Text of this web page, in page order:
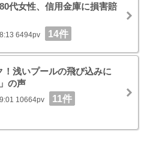
代女性、信用金庫に損害賠
6494pv 14件
！浅いプールの飛び込みに
の声
10664pv 11件